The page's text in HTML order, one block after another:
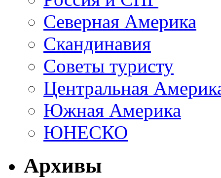
Северная Америка
Скандинавия
Советы туристу
Центральная
Южная Америка
ЮНЕСКО
Архивы